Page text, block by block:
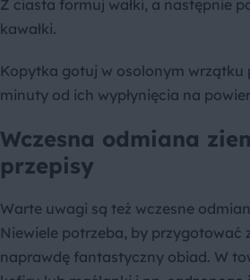
Z ciasta formuj wałki, a następnie
kawałki.
Kopytka gotuj w osolonym wrzątku
minuty od ich wypłynięcia na
Wczesna odmiana
przepisy
Warte uwagi są też wczesne
Niewiele potrzeba, by przygotować
naprawdę fantastyczny obiad. W